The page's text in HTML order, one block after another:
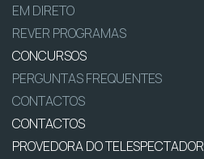
EM DIRETO
REVER PROGRAMAS
CONCURSOS
PERGUNTAS FREQUENTES
CONTACTOS
CONTACTOS
PROVEDORA DO TELESPECTADOR